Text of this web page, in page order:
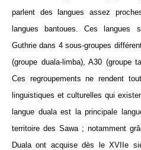
parlent des langues assez
langues bantoues. Ces langues
Guthrie dans 4 sous-groupes
(groupe duala-limba), A30 (groupe
Ces regroupements ne rendent
linguistiques et culturelles qui
langue duala est la principale
territoire des Sawa ; notamment
Duala ont acquise dès le XVIIe